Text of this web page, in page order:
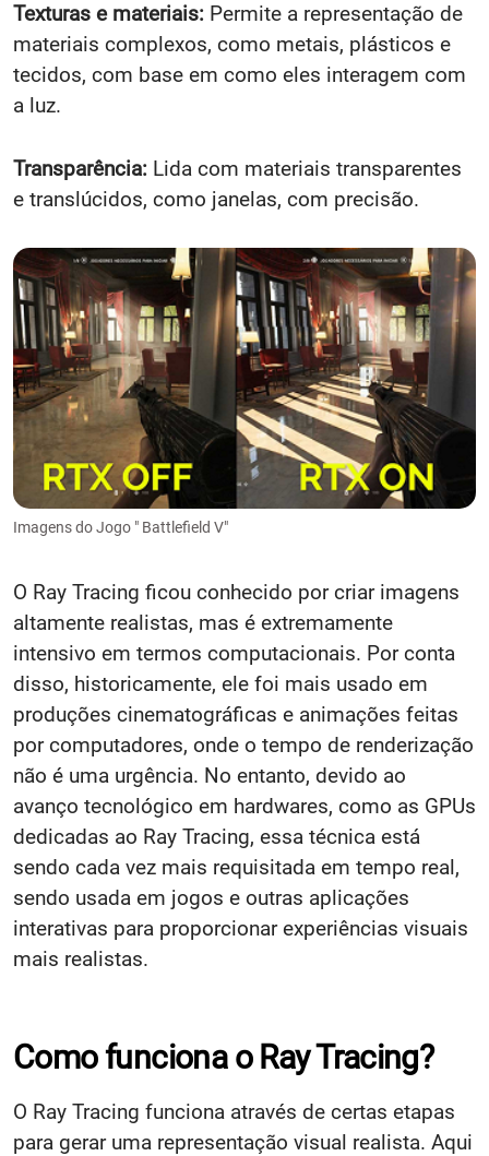
Texturas e materiais: Permite a representação de
materiais complexos, como metais, plásticos e
tecidos, com base em como eles interagem com
a luz.
Transparência: Lida com materiais transparentes
e translúcidos, como janelas, com precisão.
Imagens do Jogo " Battlefield V"
O Ray Tracing ficou conhecido por criar imagens
altamente realistas, mas é extremamente
intensivo em termos computacionais. Por conta
disso, historicamente, ele foi mais usado em
produções cinematográficas e animações feitas
por computadores, onde o tempo de renderização
não é uma urgência. No entanto, devido ao
avanço tecnológico em hardwares, como as GPUs
dedicadas ao Ray Tracing, essa técnica está
sendo cada vez mais requisitada em tempo real,
sendo usada em jogos e outras aplicações
interativas para proporcionar experiências visuais
mais realistas.
Como funciona o Ray Tracing?
O Ray Tracing funciona através de certas etapas
para gerar uma representação visual realista. Aqui